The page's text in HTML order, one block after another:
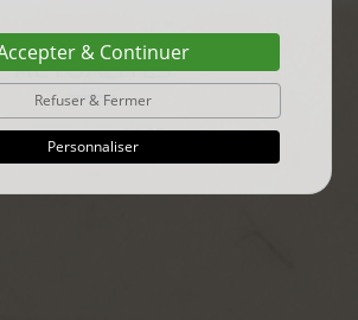
& Continuer
Refuser & Fermer
Personnaliser
ACTUALITÉS
gayant expo 2025
...